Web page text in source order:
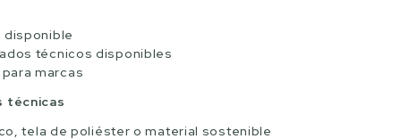
disponible
técnicos disponibles
marcas
técnicas
tela de poliéster o material sostenible